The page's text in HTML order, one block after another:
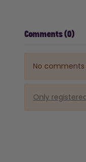
Comments (0)
No
Only